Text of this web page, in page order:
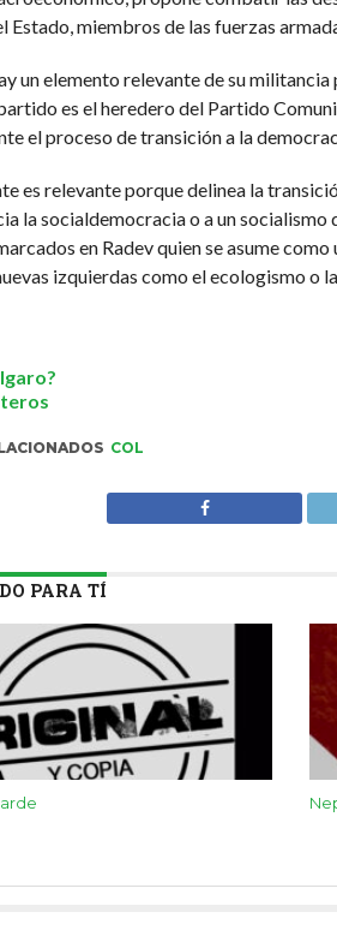
Estado, miembros de las fuerzas
un elemento relevante de su
es el heredero del Partido
el proceso de transición a la
es relevante porque delinea la
la socialdemocracia o a un
en Radev quien se asume
izquierdas como el ecologismo o
COL
PARA TÍ